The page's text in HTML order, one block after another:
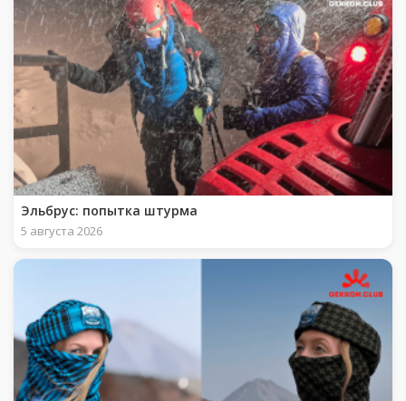
Эльбрус: попытка штурма
5 августа 2026